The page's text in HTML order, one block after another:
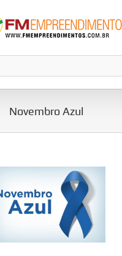
Novembro Azul